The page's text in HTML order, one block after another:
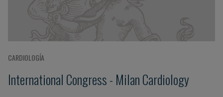
CARDIOLOGÍA
International Congress - Milan Cardiology